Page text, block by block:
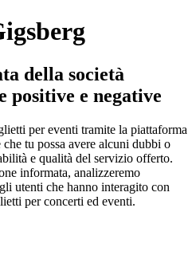
della società
positive e negative
per eventi tramite la piattaforma
tu possa avere alcuni dubbi o
e qualità del servizio offerto.
informata, analizzeremo
utenti che hanno interagito con
per concerti ed eventi.